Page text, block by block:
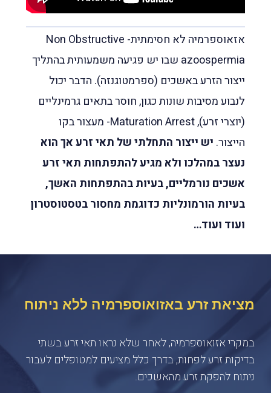
אזאוספרמיה לא חסימתית- Non Obstructive
azoospermia שבו יש פגיעה משמעותית בהתליך
ייצור הזרע באשכים (ספרמטוגנזה). הדבר יכול
לנבוע מסיבות שונות כגון, חוסר בתאים גרמינליים
(יוצרי זרע), Maturation Arrest- מעצור בקו
הייצור. יש ייצור התחלתי של תאי זרע אך הוא
נעצר במהלכו ולא מגיע להתפתחות תאי זרע
אשכים נורמליים, בעיות בהתפתחות האשך,
בעיות הורמונליות כדוגמת מחסור בטסטוסטרון
ועוד ועוד…
מציאת זרע באזואוספרמיה ללא ניתוח
במקרי אזואוספרמיה, לאחר שלא נראו תאי זרע בשתי
בדיקות זרע לפחות, בדרך כלל מציעים למטופלים לעבור
ניתוח להפקת זרע מהאשכים.